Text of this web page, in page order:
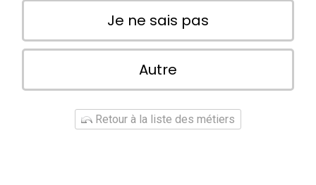
Je ne sais pas
Autre
Retour à la liste des métiers